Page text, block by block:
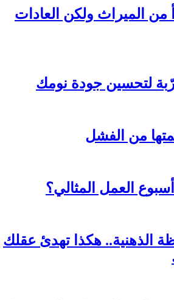
من الميراث ولكن العادات
العمل المثالي؟
الذهنية.. هكذا تهدئ عقلك